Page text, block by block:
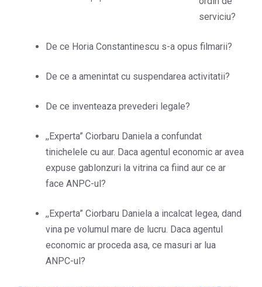
serviciu?
De ce Horia Constantinescu s-a opus filmarii?
De ce a amenintat cu suspendarea activitatii?
De ce inventeaza prevederi legale?
,,Experta” Ciorbaru Daniela a confundat
tinichelele cu aur. Daca agentul economic ar avea
expuse gablonzuri la vitrina ca fiind aur ce ar
face ANPC-ul?
,,Experta” Ciorbaru Daniela a incalcat legea, dand
vina pe volumul mare de lucru. Daca agentul
economic ar proceda asa, ce masuri ar lua
ANPC-ul?